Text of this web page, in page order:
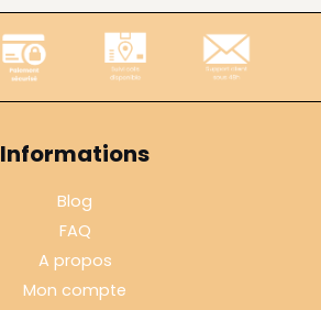
Informations
Blog
FAQ
A propos
Mon compte